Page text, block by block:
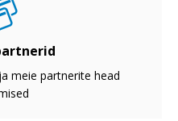
meie partnerite head